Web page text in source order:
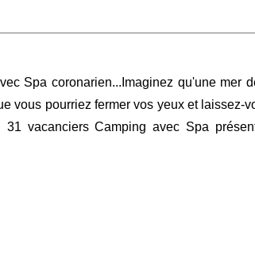
Spa coronarien...Imaginez qu'une mer
vous pourriez fermer vos yeux et laissez-
vacanciers Camping avec Spa